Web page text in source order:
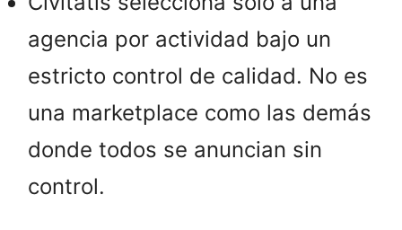
agencia por actividad bajo un
estricto control de calidad. No es
una marketplace como las demás
donde todos se anuncian sin
control.